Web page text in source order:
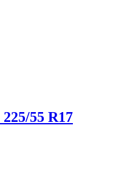
225/55 R17